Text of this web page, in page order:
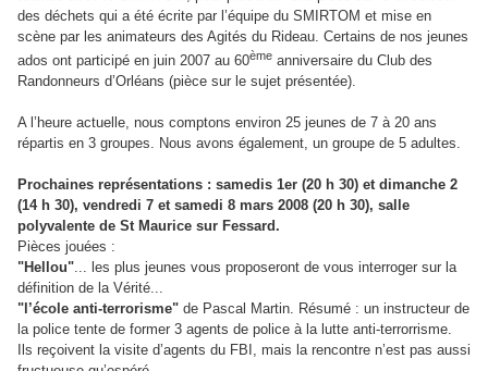
des déchets qui a été écrite par l’équipe du SMIRTOM et mise en
scène par les animateurs des Agités du Rideau. Certains de nos jeunes
ados ont participé en juin 2007 au 60ème anniversaire du Club des
Randonneurs d’Orléans (pièce sur le sujet présentée).
A l’heure actuelle, nous comptons environ 25 jeunes de 7 à 20 ans
répartis en 3 groupes. Nous avons également, un groupe de 5 adultes.
Prochaines représentations : samedis 1er (20 h 30) et dimanche 2
(14 h 30), vendredi 7 et samedi 8 mars 2008 (20 h 30), salle
polyvalente de St Maurice sur Fessard.
Pièces jouées :
"Hellou" ... les plus jeunes vous proposeront de vous interroger sur la
définition de la Vérité...
"l’école anti-terrorisme" de Pascal Martin. Résumé : un instructeur de
la police tente de former 3 agents de police à la lutte anti-terrorrisme.
Ils reçoivent la visite d’agents du FBI, mais la rencontre n’est pas aussi